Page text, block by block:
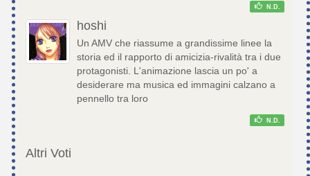
N.D.
hoshi
Un AMV che riassume a grandissime linee la
storia ed il rapporto di amicizia-rivalità tra i due
protagonisti. L'animazione lascia un po' a
desiderare ma musica ed immagini calzano a
pennello tra loro
N.D.
Altri Voti